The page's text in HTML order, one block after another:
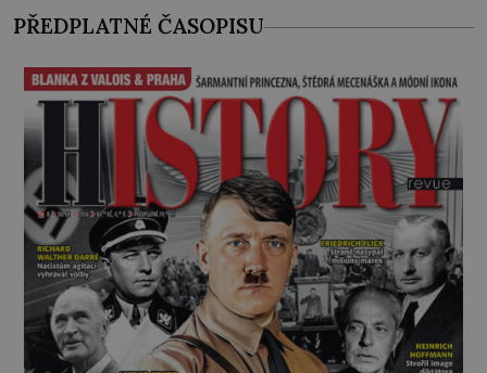
letech výzkumu
PŘEDPLATNÉ ČASOPISU